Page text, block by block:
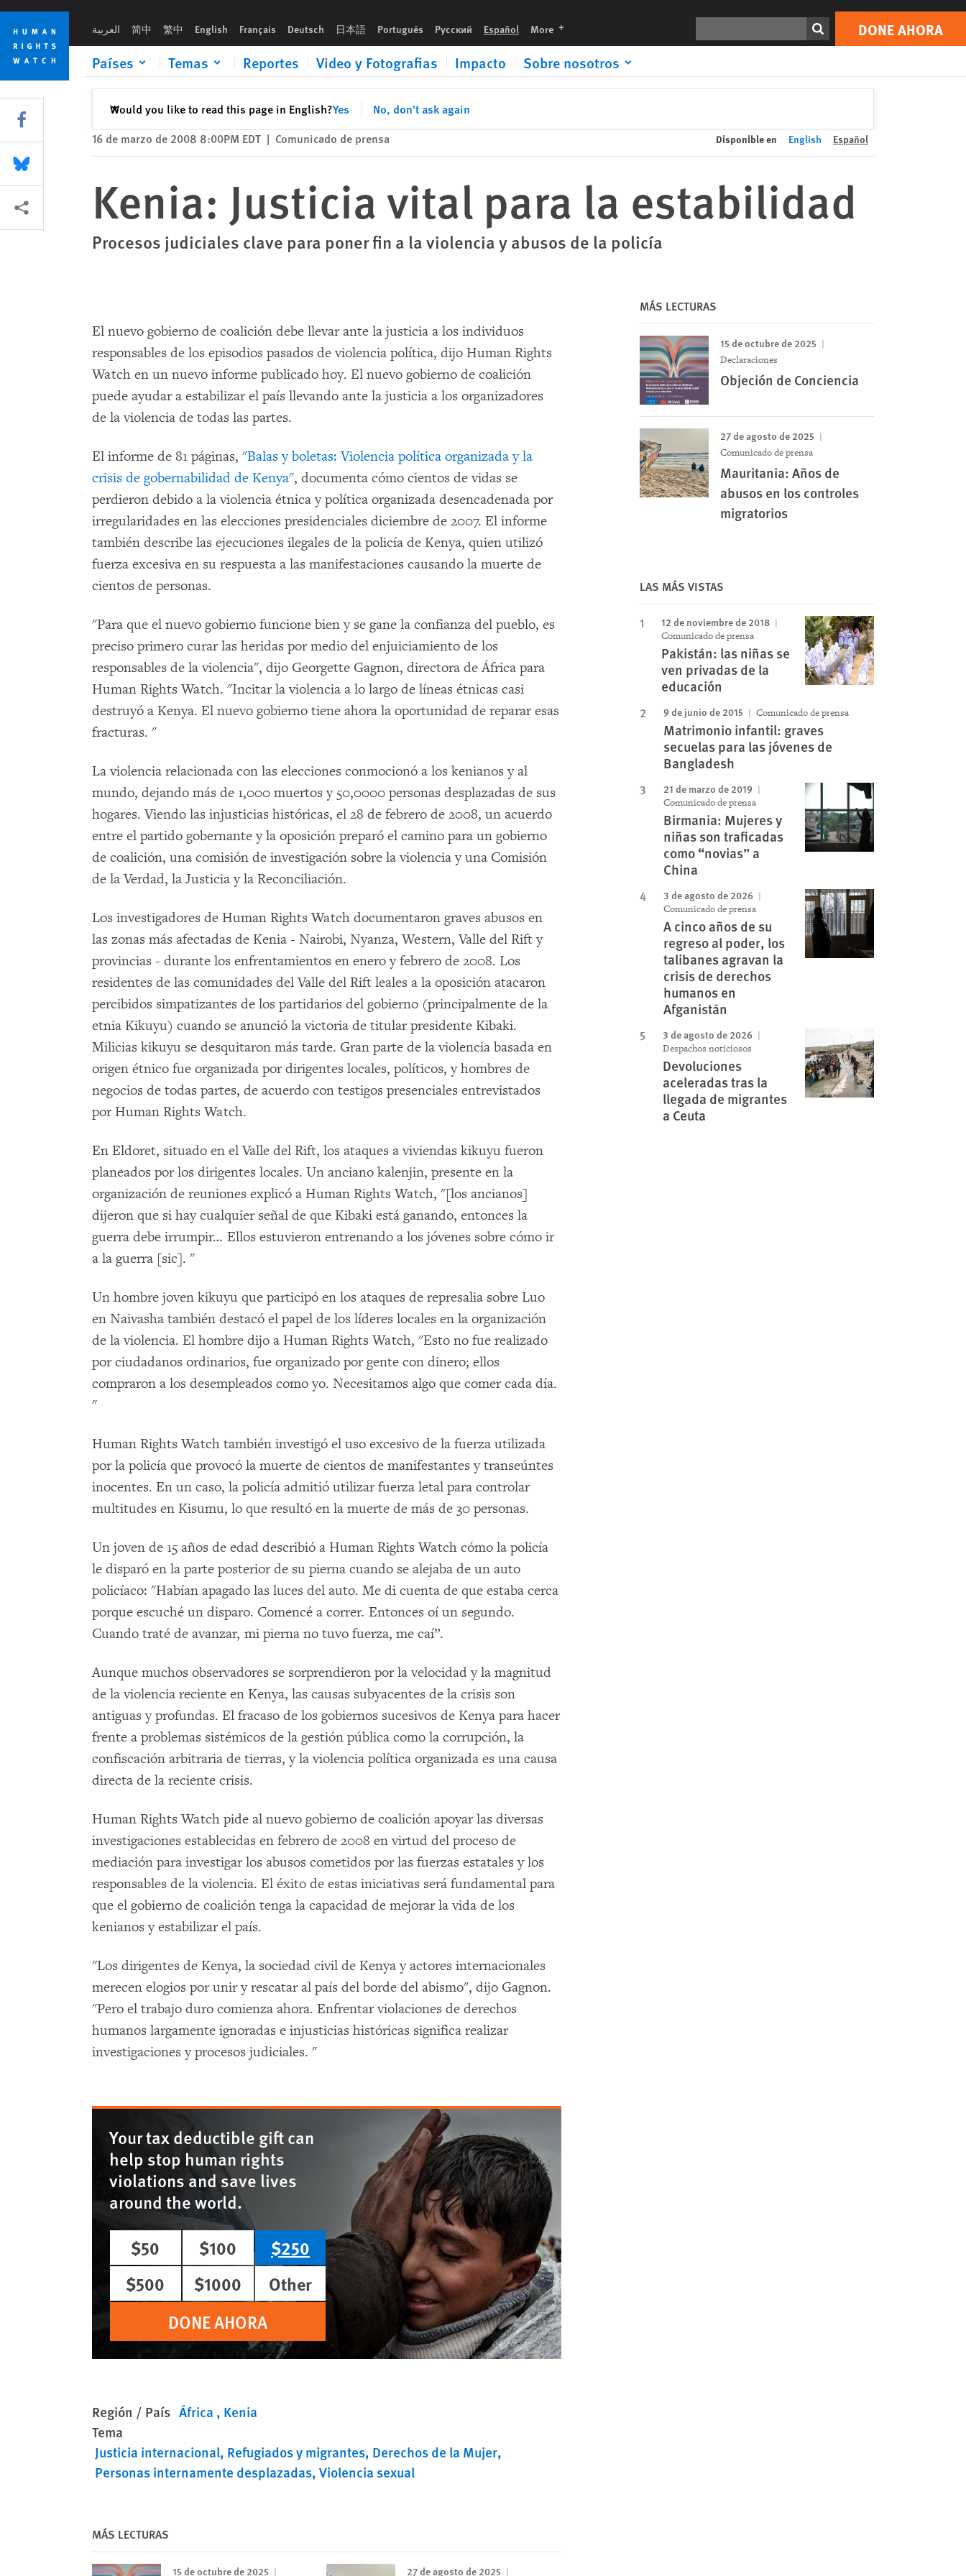
Skip
cookie
privacy
notice
Skip
main
content
العربية 简中 繁中 English Français Deutsch 日本語 Português Русский Español More languages DONE AHORA
Países Temas Reportes Video y Fotografias Impacto Sobre nosotros
Would you like to read this page in English?Yes No, don't ask again
✕Cerrar
Print DONE AHORA
16 de marzo de 2008 8:00PM EDT | Comunicado de prensa Disponible en English Español
Kenia: Justicia vital para la estabilidad
Procesos judiciales clave para poner fin a la violencia y abusos de la policía
El nuevo gobierno de coalición debe llevar ante la justicia a los individuos
responsables de los episodios pasados de violencia política, dijo Human Rights
Watch en un nuevo informe publicado hoy. El nuevo gobierno de coalición
puede ayudar a estabilizar el país llevando ante la justicia a los organizadores
de la violencia de todas las partes.
El informe de 81 páginas, "Balas y boletas: Violencia política organizada y la
crisis de gobernabilidad de Kenya", documenta cómo cientos de vidas se
perdieron debido a la violencia étnica y política organizada desencadenada por
irregularidades en las elecciones presidenciales diciembre de 2007. El informe
también describe las ejecuciones ilegales de la policía de Kenya, quien utilizó
fuerza excesiva en su respuesta a las manifestaciones causando la muerte de
cientos de personas.
"Para que el nuevo gobierno funcione bien y se gane la confianza del pueblo, es
preciso primero curar las heridas por medio del enjuiciamiento de los
responsables de la violencia", dijo Georgette Gagnon, directora de África para
Human Rights Watch. "Incitar la violencia a lo largo de líneas étnicas casi
destruyó a Kenya. El nuevo gobierno tiene ahora la oportunidad de reparar esas
fracturas. "
La violencia relacionada con las elecciones conmocionó a los kenianos y al
mundo, dejando más de 1,000 muertos y 50,0000 personas desplazadas de sus
hogares. Viendo las injusticias históricas, el 28 de febrero de 2008, un acuerdo
entre el partido gobernante y la oposición preparó el camino para un gobierno
de coalición, una comisión de investigación sobre la violencia y una Comisión
de la Verdad, la Justicia y la Reconciliación.
Los investigadores de Human Rights Watch documentaron graves abusos en
las zonas más afectadas de Kenia - Nairobi, Nyanza, Western, Valle del Rift y
provincias - durante los enfrentamientos en enero y febrero de 2008. Los
residentes de las comunidades del Valle del Rift leales a la oposición atacaron
percibidos simpatizantes de los partidarios del gobierno (principalmente de la
etnia Kikuyu) cuando se anunció la victoria de titular presidente Kibaki.
Milicias kikuyu se desquitaron más tarde. Gran parte de la violencia basada en
origen étnico fue organizada por dirigentes locales, políticos, y hombres de
negocios de todas partes, de acuerdo con testigos presenciales entrevistados
por Human Rights Watch.
En Eldoret, situado en el Valle del Rift, los ataques a viviendas kikuyu fueron
planeados por los dirigentes locales. Un anciano kalenjin, presente en la
organización de reuniones explicó a Human Rights Watch, "[los ancianos]
dijeron que si hay cualquier señal de que Kibaki está ganando, entonces la
guerra debe irrumpir… Ellos estuvieron entrenando a los jóvenes sobre cómo ir
a la guerra [sic]. "
Un hombre joven kikuyu que participó en los ataques de represalia sobre Luo
en Naivasha también destacó el papel de los líderes locales en la organización
de la violencia. El hombre dijo a Human Rights Watch, "Esto no fue realizado
por ciudadanos ordinarios, fue organizado por gente con dinero; ellos
compraron a los desempleados como yo. Necesitamos algo que comer cada día.
"
Human Rights Watch también investigó el uso excesivo de la fuerza utilizada
por la policía que provocó la muerte de cientos de manifestantes y transeúntes
inocentes. En un caso, la policía admitió utilizar fuerza letal para controlar
multitudes en Kisumu, lo que resultó en la muerte de más de 30 personas.
Un joven de 15 años de edad describió a Human Rights Watch cómo la policía
le disparó en la parte posterior de su pierna cuando se alejaba de un auto
policíaco: "Habían apagado las luces del auto. Me di cuenta de que estaba cerca
porque escuché un disparo. Comencé a correr. Entonces oí un segundo.
Cuando traté de avanzar, mi pierna no tuvo fuerza, me caí”.
Aunque muchos observadores se sorprendieron por la velocidad y la magnitud
de la violencia reciente en Kenya, las causas subyacentes de la crisis son
antiguas y profundas. El fracaso de los gobiernos sucesivos de Kenya para hacer
frente a problemas sistémicos de la gestión pública como la corrupción, la
confiscación arbitraria de tierras, y la violencia política organizada es una causa
directa de la reciente crisis.
Human Rights Watch pide al nuevo gobierno de coalición apoyar las diversas
investigaciones establecidas en febrero de 2008 en virtud del proceso de
mediación para investigar los abusos cometidos por las fuerzas estatales y los
responsables de la violencia. El éxito de estas iniciativas será fundamental para
que el gobierno de coalición tenga la capacidad de mejorar la vida de los
kenianos y estabilizar el país.
"Los dirigentes de Kenya, la sociedad civil de Kenya y actores internacionales
merecen elogios por unir y rescatar al país del borde del abismo", dijo Gagnon.
"Pero el trabajo duro comienza ahora. Enfrentar violaciones de derechos
humanos largamente ignoradas e injusticias históricas significa realizar
investigaciones y procesos judiciales. "
Your tax deductible gift can
help stop human rights
violations and save lives
around the world.
$50
$100
$250
$500
$1000
Other
DONE AHORA
Región / País África Kenia
Tema
Justicia internacional Refugiados y migrantes Derechos de la Mujer
Personas internamente desplazadas Violencia sexual
MÁS LECTURAS
15 de octubre de 2025 27 de agosto de 2025
MÁS LECTURAS
15 de octubre de 2025
Declaraciones
Objeción de Conciencia
27 de agosto de 2025
Comunicado de prensa
Mauritania: Años de
abusos en los controles
migratorios
LAS MÁS VISTAS
12 de noviembre de 2018
Comunicado de prensa
Pakistán: las niñas se
ven privadas de la
educación
9 de junio de 2015 Comunicado de prensa
Matrimonio infantil: graves
secuelas para las jóvenes de
Bangladesh
21 de marzo de 2019
Comunicado de prensa
Birmania: Mujeres y
niñas son traficadas
como “novias” a
China
3 de agosto de 2026
Comunicado de prensa
A cinco años de su
regreso al poder, los
talibanes agravan la
crisis de derechos
humanos en
Afganistán
3 de agosto de 2026
Despachos noticiosos
Devoluciones
aceleradas tras la
llegada de migrantes
a Ceuta
Share this via Facebook
Share this via Bluesky
Share this via Compartir